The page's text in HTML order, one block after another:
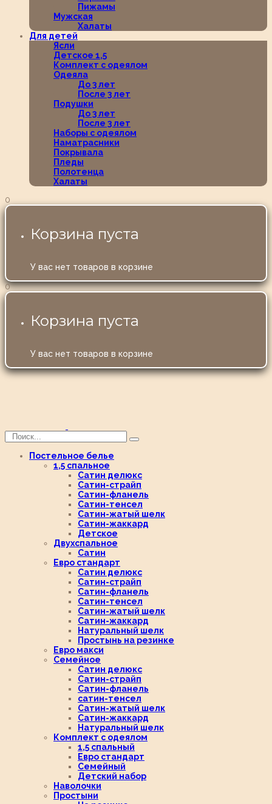
Пижамы
Мужская
Халаты
Для детей
Ясли
Детское 1,5
Комплект с одеялом
Одеяла
До 3 лет
После 3 лет
Подушки
До 3 лет
После 3 лет
Наборы с одеялом
Наматрасники
Покрывала
Пледы
Полотенца
Халаты
0
Корзина пуста
У вас нет товаров в корзине
0
Корзина пуста
У вас нет товаров в корзине
Постельное белье
1,5 спальное
Сатин делюкс
Сатин-страйп
Сатин-фланель
Сатин-тенсел
Сатин-жатый шелк
Сатин-жаккард
Детское
Двухспальное
Сатин
Евро стандарт
Сатин делюкс
Сатин-страйп
Сатин-фланель
Сатин-тенсел
Сатин-жатый шелк
Сатин-жаккард
Натуральный шелк
Простынь на резинке
Евро макси
Семейное
Сатин делюкс
Сатин-страйп
Сатин-фланель
сатин-тенсел
Сатин-жатый шелк
Сатин-жаккард
Натуральный шелк
Комплект с одеялом
1,5 спальный
Евро стандарт
Семейный
Детский набор
Наволочки
Простыни